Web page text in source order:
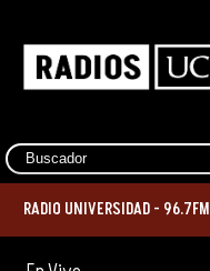
RADIO UNIVERSIDAD - 96.7FM